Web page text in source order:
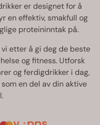
er designet for å
en effektiv, smakfull og
proteininntak på.
etter å gi deg de beste
og fitness. Utforsk
og ferdigdrikker i dag,
en del av din aktive